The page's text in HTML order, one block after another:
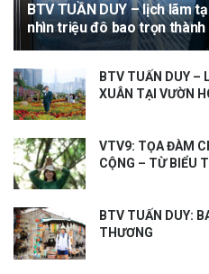
BTV TUẦN DUY – lịch lãm tại Saigon Marina IFC – góc
nhìn triệu đô bao trọn thành
BTV TUẤN DUY –
XUÂN TẠI VƯỜN
VTV9: TỌA ĐÀM
CỘNG – TỪ BIỂU
BTV TUẤN DUY:
THƯƠNG